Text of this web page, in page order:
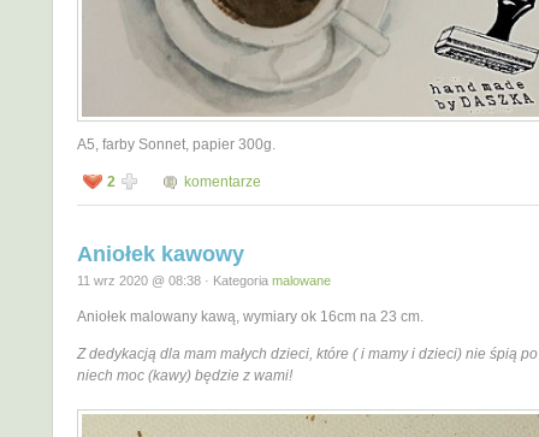
A5, farby Sonnet, papier 300g.
2 komentarze
Aniołek kawowy
11 wrz 2020 @ 08:38 · Kategoria malowane
Aniołek malowany kawą, wymiary ok 16cm na 23 cm.
Z dedykacją dla mam małych dzieci, które ( i mamy i dzieci) nie śpią
niech moc (kawy) będzie z wami!